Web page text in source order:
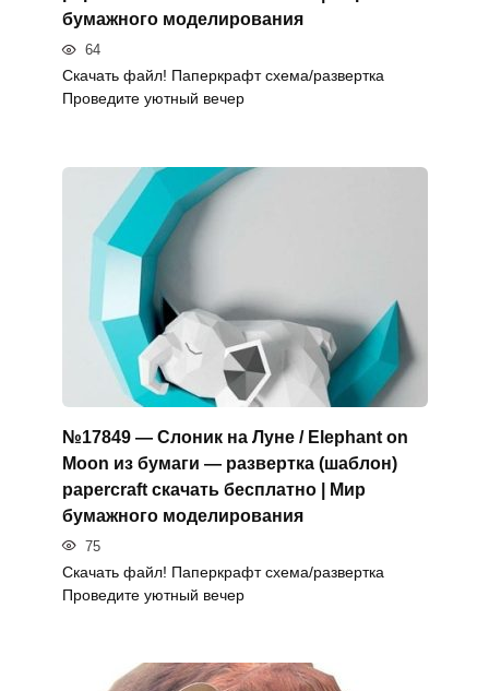
бумажного моделирования
64
Скачать файл! Паперкрафт схема/развертка
Проведите уютный вечер
№17849 — Слоник на Луне / Elephant on
Moon из бумаги — развертка (шаблон)
papercraft скачать бесплатно | Мир
бумажного моделирования
75
Скачать файл! Паперкрафт схема/развертка
Проведите уютный вечер